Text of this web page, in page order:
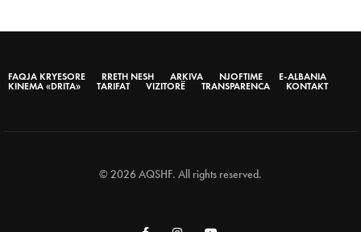
FAQJA KRYESORE RRETH NESH ARKIVA NJOFTIME
E-ALBANIA
KINEMA «DRITA»
TARIFAT VIZITORË TRANSPARENCA KONTAKT
© 2026 AQSHF. All rights reserved.